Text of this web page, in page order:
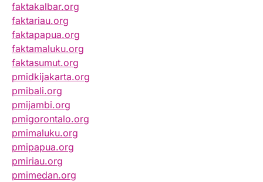
faktakalbar.org
faktariau.org
faktapapua.org
faktamaluku.org
faktasumut.org
pmidkijakarta.org
pmibali.org
pmijambi.org
pmigorontalo.org
pmimaluku.org
pmipapua.org
pmiriau.org
pmimedan.org